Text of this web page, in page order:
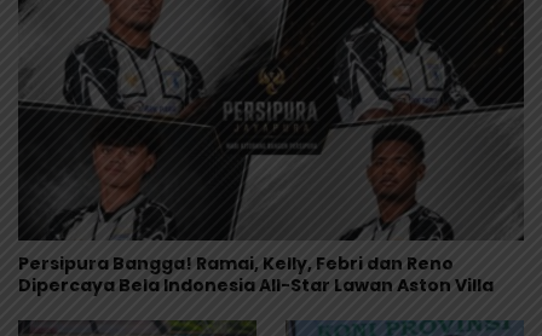
Persipura Bangga! Ramai, Kelly, Febri dan Reno
Dipercaya Bela Indonesia All-Star Lawan Aston Villa